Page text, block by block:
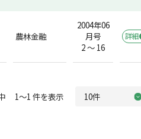
農林金融
2004年06
月号
2 ～ 16
詳細
1～1 件を表示